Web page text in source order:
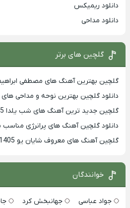
دانلود ریمیکس
دانلود مداحی
گلچین های برتر
گلچین بهترین آهنگ های مصطفی ابراهیمی
دانلود گلچین بهترین نوحه و مداحی های
گلچین جدید ترین آهنگ های شب یلدا 1405
دانلود گلچین آهنگ های پرانرژی مناسب
گلچین آهنگ های معروف شایان یو 1405
خوانندگان
جواد عباسی جهانبخش کرد